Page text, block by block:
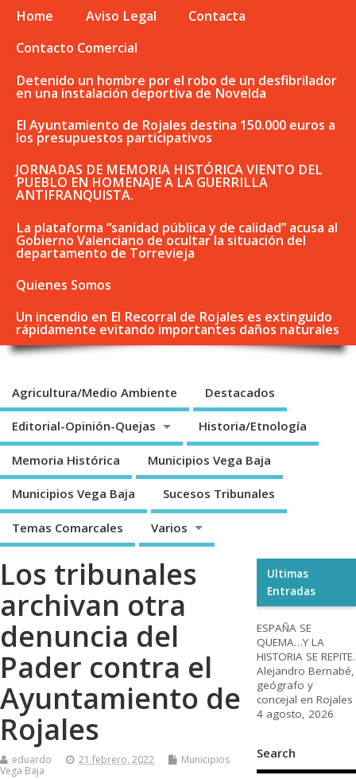
Home Aviso Legal
Contacta
Contacto Comercial
Detenido un hombre por el robo de un desfibrilador
en una instalación deportiva de Novelda
El Ayuntamiento de Rojales destina 150.000 euros a
los presupuestos participativos
JORNADAS DE MEMORIA HISTÓRICA VIENTO DEL
PUEBLO EN HOMENAJE A LA GUERRILLA
ANTIFRANQUISTA.
La plataforma “sanidad pública y de calidad” acusa al
Gobierno Valenciano de ocultar la situación del
departamento de Torrevieja
Quienes Somos
Un incendio en El Recorral de Rojales es extinguido
rápidamente evitando importantes daños naturales
Agricultura/Medio Ambiente Destacados
Editorial-Opinión-Quejas Historia/Etnología
Memoria Histórica Municipios Vega Baja
Municipios Vega Baja Sucesos Tribunales
Temas Comarcales Varios
Los tribunales
archivan otra
denuncia del
Pader contra el
Ayuntamiento de
Rojales
eduardo 21 febrero, 2022
Municipios
Vega Baja
Ultimas
Entradas
ESPAÑA SE
QUEMA…Y LA
HISTORIA SE REPITE.
Alejandro Bernabé,
geógrafo y
concejal en Rojales
4 agosto, 2026
Search